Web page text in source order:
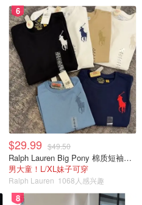
6
$29.99 $49.50
Ralph Lauren Big Pony 棉质短袖T恤
男大童！L/XL妹子可穿
Ralph Lauren 1068人感兴趣
8